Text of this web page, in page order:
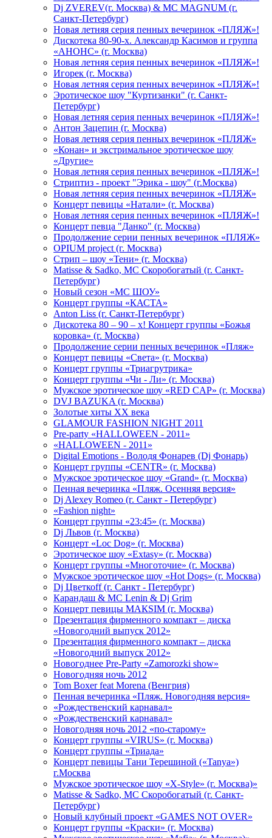
Dj ZVEREV(г. Москва) & MC MAGNUM (г.
Санкт-Петербург)
Новая летняя серия пенных вечеринок «ПЛЯЖ»!
Дискотека 80-90-х. Александр Касимов и группа
«АНОНС» (г. Москва)
Новая летняя серия пенных вечеринок «ПЛЯЖ»!
Игорек (г. Москва)
Новая летняя серия пенных вечеринок «ПЛЯЖ»!
Эротическое шоу "Куртизанки" (г. Санкт-
Петербург)
Новая летняя серия пенных вечеринок «ПЛЯЖ»!
Антон Зацепин (г. Москва)
Новая летняя серия пенных вечеринок «ПЛЯЖ»
«Конан» и экстримальное эротическое шоу
«Другие»
Новая летняя серия пенных вечеринок «ПЛЯЖ»!
Стриптиз - проект "Эрика - шоу" (г.Москва)
Новая летняя серия пенных вечеринок «ПЛЯЖ»
Концерт певицы «Натали» (г. Москва)
Новая летняя серия пенных вечеринок «ПЛЯЖ»!
Концерт певца "Данко" (г. Москва)
Продолжение серии пенных вечеринок «ПЛЯЖ»
OPIUM project (г. Москва)
Стрип – шоу «Тени» (г. Москва)
Matissе & Sadko, MC Скоробогатый (г. Санкт-
Петербург)
Новый сезон «МС ШОУ»
Концерт группы «КАСТА»
Anton Liss (г. Санкт-Петербург)
Дискотека 80 – 90 – х! Концерт группы «Божья
коровка» (г. Москва)
Продолжение серии пенных вечеринок «Пляж»
Концерт певицы «Света» (г. Москва)
Концерт группы «Триагрутрика»
Концерт группы «Чи - Ли» (г. Москва)
Мужское эротическое шоу «RED CAP» (г. Москва)
DVJ BAZUKA (г. Москва)
Золотые хиты XX века
GLAMOUR FASHION NIGHT 2011
Pre-party «HALLOWEEN - 2011»
«HALLOWEEN - 2011»
Digital Emotions - Володя Фонарев (Dj Фонарь)
Концерт группы «CENTR» (г. Москва)
Мужское эротическое шоу «Grand» (г. Москва)
Пенная вечеринка «Пляж. Осенняя версия»
Dj Alexey Romeo (г. Санкт - Петербург)
«Fashion night»
Концерт группы «23:45» (г. Москва)
Dj Львов (г. Москва)
Концерт «Loc Dog» (г. Москва)
Эротическое шоу «Extasy» (г. Москва)
Концерт группы «Многоточие» (г. Москва)
Мужское эротическое шоу «Hot Dogs» (г. Москва)
Dj Цветкоff (г. Санкт - Петербург)
Карандаш & МС Lenin & Dj Grim
Концерт певицы МАКSIМ (г. Москва)
Презентация фирменного компакт – диска
«Новогодний выпуск 2012»
Презентация фирменного компакт – диска
«Новогодний выпуск 2012»
Новогоднее Pre-Party «Zamorozki show»
Новогодняя ночь 2012
Tom Boxer feat Morena (Венгрия)
Пенная вечеринка «Пляж. Новогодняя версия»
«Рождественский карнавал»
«Рождественский карнавал»
Новогодняя ночь 2012 «по-старому»
Концерт группы «VIRUS» (г. Москва)
Концерт группы «Триада»
Концерт певицы Тани Терешиной («Tanya»)
г.Москва
Мужское эротическое шоу «X-Style» (г. Москва)»
Matissе & Sadko, MC Скоробогатый (г. Санкт-
Петербург)
Новый клубный проект «GAMES NOT OVER»
Концерт группы «Краски» (г. Москва)